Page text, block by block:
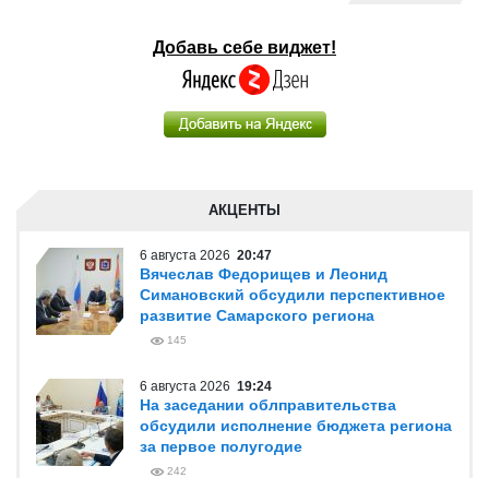
Добавь себе виджет!
АКЦЕНТЫ
6 августа 2026 20:47
Вячеслав Федорищев и Леонид
Симановский обсудили перспективное
развитие Самарского региона
145
6 августа 2026 19:24
На заседании облправительства
обсудили исполнение бюджета региона
за первое полугодие
242